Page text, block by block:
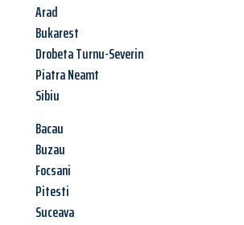
Arad
Bukarest
Drobeta Turnu-Severin
Piatra Neamt
Sibiu
Bacau
Buzau
Focsani
Pitesti
Suceava